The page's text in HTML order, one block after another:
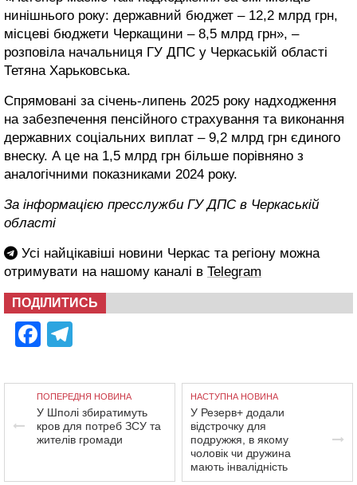
нинішнього року: державний бюджет – 12,2 млрд грн,
місцеві бюджети Черкащини – 8,5 млрд грн», –
розповіла начальниця ГУ ДПС у Черкаській області
Тетяна Харьковська.
Спрямовані за січень-липень 2025 року надходження
на забезпечення пенсійного страхування та виконання
державних соціальних виплат – 9,2 млрд грн єдиного
внеску. А це на 1,5 млрд грн більше порівняно з
аналогічними показниками 2024 року.
За інформацією пресслужби ГУ ДПС в Черкаській
області
Усі найцікавіші новини Черкас та регіону можна
отримувати на нашому каналі в Telegram
ПОДІЛИТИСЬ
Facebook
ПОПЕРЕДНЯ НОВИНА
У Шполі збиратимуть
кров для потреб ЗСУ та
жителів громади
НАСТУПНА НОВИНА
У Резерв+ додали
відстрочку для
подружжя, в якому
чоловік чи дружина
мають інвалідність